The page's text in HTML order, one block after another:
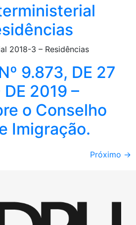
2018-3 – Residências
9.873, DE 27
2019 –
o Conselho
Imigração.
Próximo →